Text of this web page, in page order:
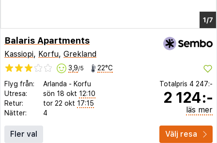
Balaris Apartments
Kassiopi, Korfu, Grekland
3,9/5 22°C
Flyg från: Arlanda - Korfu
Utresa:
sön 18 okt 12:10
Retur:
tor 22 okt 17:15
Nätter:
4
Totalpris 4 247:-
2 124:-
läs mer
Fler val Välj resa